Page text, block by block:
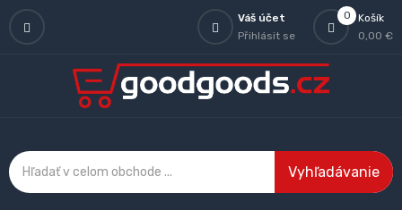
0
Košík
0,00 €
Váš účet
Přihlásit se
Vyhľadávanie